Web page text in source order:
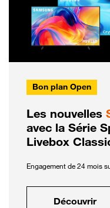
Bon plan Open
Les nouvelles
avec la Série
Livebox
Engagement de 24 mois
Découvrir